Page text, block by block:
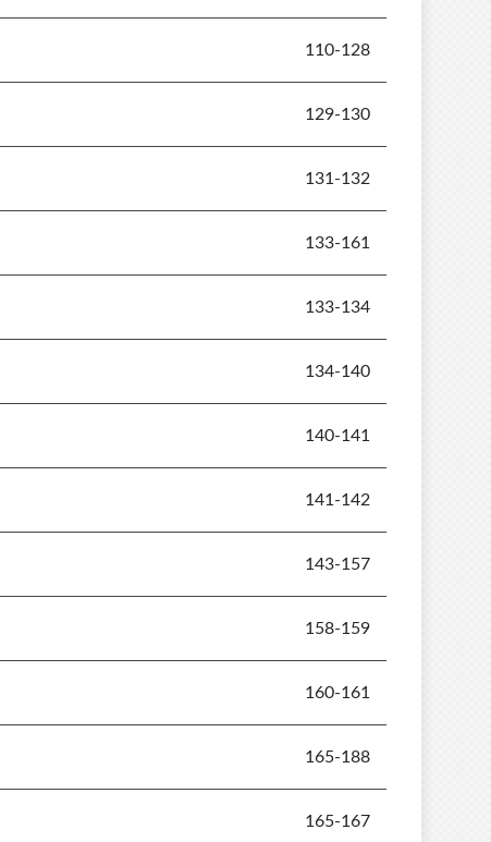
110-128
129-130
131-132
133-161
133-134
134-140
140-141
141-142
143-157
158-159
160-161
165-188
165-167